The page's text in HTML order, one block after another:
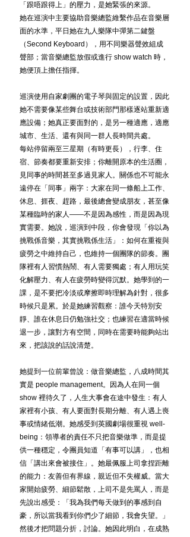
「跟唔跟得上」的壓力，是她緊張的來源。
她在巡演中主要協助音樂總監維繫作品在音樂層
面的水準，平日她在九人樂隊中彈第二鍵盤
（Second Keyboard），用不同樂器聲效組成
聲部；當音樂總監放假或進行 show watch 時，
她便頂上擔任指揮。
巡演使用自家劇團的電子琴與固定的設置，因此
她不需要像某些舞台或技術部門那樣逐站重新適
應設備；她真正要面對的，是另一種適應，適應
城市、生活、還有與同一群人長時間共處。
每站停留兩至三星期（有時更長），行李、住
宿、節奏都要重新安排；你離開原本的生活圈，
見同事的時間甚至多過見家人。關係也不可能永
遠停在「同事」兩字：大家在同一條船上工作、
休息、捱夜、趕路，最後總會變成朋友，甚至像
某種臨時的家人——不是因為感性，而是因為現
實需要。她說，巡演到中段，你會發現「你以為
挑戰係音樂，其實挑戰係生活」：如何在重複與
疲勞之中維持自己，也維持一個團隊的節奏。團
隊裡有人習慣熱鬧、有人需要獨處；有人用玩笑
化解壓力、有人在疲勞時變得沉默。她學到的一
課，是不要把冷淡或摩擦即時理解為針對，很多
時候只是累。於是她練習觀察：誰今天特別安
靜、誰在休息日仍勉強社交；也練習在適當時候
退一步，讓對方有空間，同時在需要時能夠站出
來，把該說的話說清楚。
她提到一位前輩曾說：做音樂總監，八成時間其
實是 people management。因為人在同一個
show 裡待久了，人生大事會在途中發生：有人
家裡有小孩、有人要面對長期分離、有人遇上喪
事或情緒低潮。她感受到英國劇場很重視 well-
being：領導者的責任不只把音樂做準，而是提
供一種穩定，令團員知道「有事可以講」，也相
信「講出來會被接住」。她最佩服上司拿捏距離
的能力：友善但有界線，親近但不失權威。當大
家開始疲勞、細節鬆散，上司不是先罵人，而是
先說出感受：「我為我們每天做到的事感到自
豪，所以當我看到你們少了細節，我會失望。」
然後才把問題分折，討論。她因此明白，在成熟